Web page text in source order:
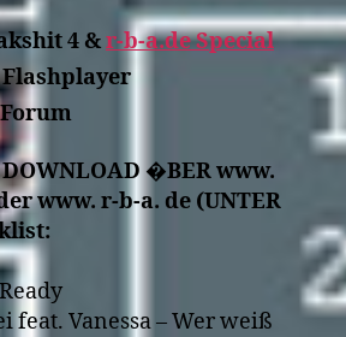
4 &r-b-a.de Special
DOWNLOAD �BER www.
www. r-b-a. de (UNTER
feat. Vanessa – Wer weiß